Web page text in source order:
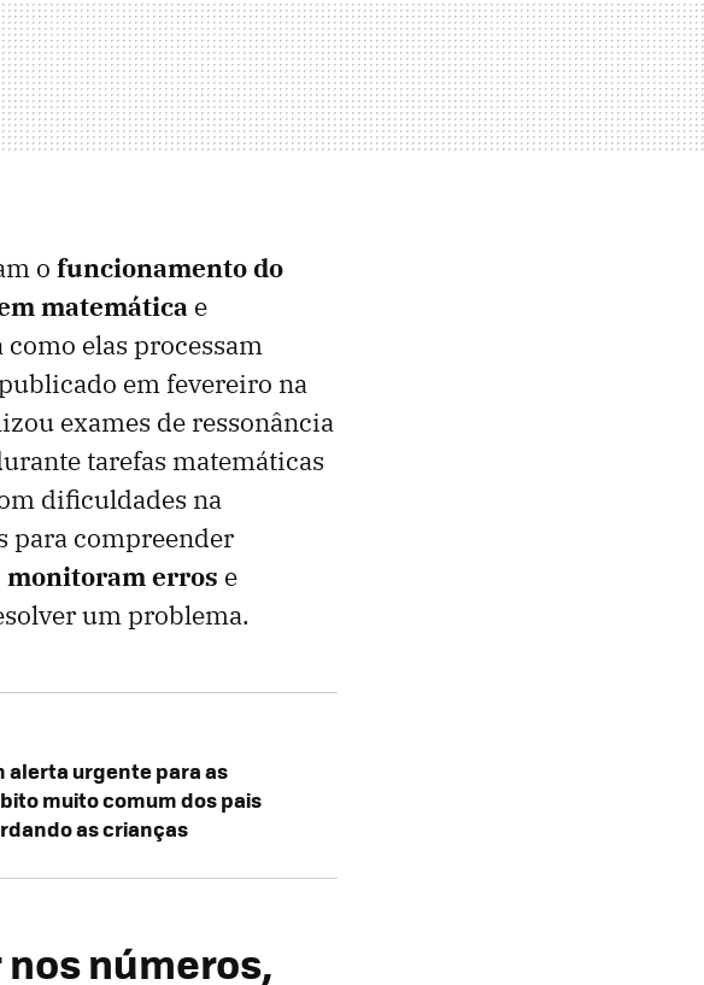
o funcionamento do
matemática e
elas processam
em fevereiro na
exames de ressonância
tarefas matemáticas
dificuldades na
para compreender
monitoram erros e
um problema.
alerta urgente para as
muito comum dos pais
as crianças
números,